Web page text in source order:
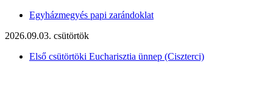
Egyházmegyés papi zarándoklat
2026.09.03. csütörtök
Első csütörtöki Eucharisztia ünnep (Ciszterci)